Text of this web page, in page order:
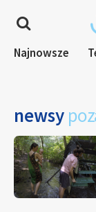
Najnowsze
newsy